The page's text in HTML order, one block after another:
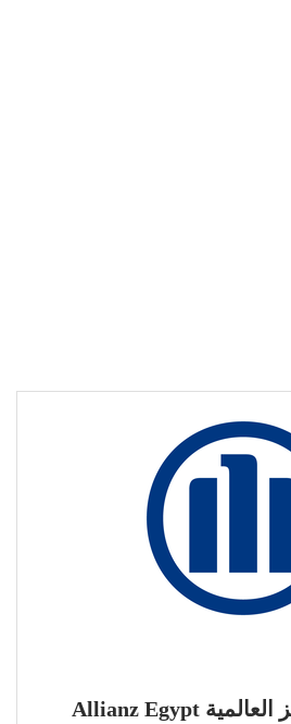
وظائف شركة أليانز العالمية Allianz Egypt